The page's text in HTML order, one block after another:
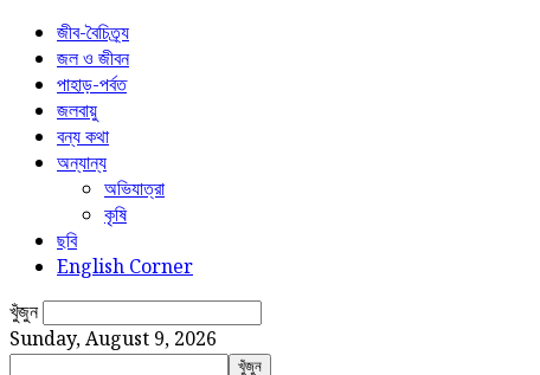
জীব-বৈচিত্র্য
জল ও জীবন
পাহাড়-পর্বত
জলবায়ু
বন্য কথা
অন্যান্য
অভিযাত্রা
কৃষি
ছবি
English Corner
খুঁজুন
Sunday, August 9, 2026